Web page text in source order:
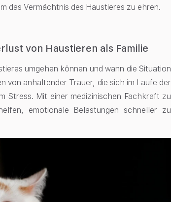
das Vermächtnis des Haustieres zu ehren.
von Haustieren als Familie
umgehen können und wann die Situation
von anhaltender Trauer, die sich im Laufe der
Stress. Mit einer medizinischen Fachkraft zu
emotionale Belastungen schneller zu